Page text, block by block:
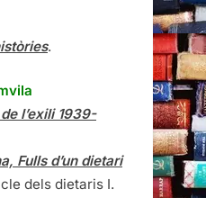
.
l’exili 1939-
Fulls d’un dietari
dels dietaris I.